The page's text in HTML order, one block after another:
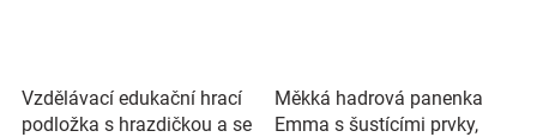
Vzdělávací edukační hrací
podložka s hrazdičkou a se
Měkká hadrová panenka
Emma s šustícími prvky,